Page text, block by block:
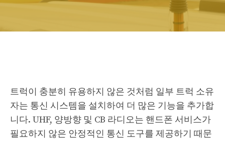
트럭이 충분히 유용하지 않은 것처럼 일부 트럭 소유
자는 통신 시스템을 설치하여 더 많은 기능을 추가합
니다. UHF, 양방향 및 CB 라디오는 핸드폰 서비스가
필요하지 않은 안정적인 통신 도구를 제공하기 때문